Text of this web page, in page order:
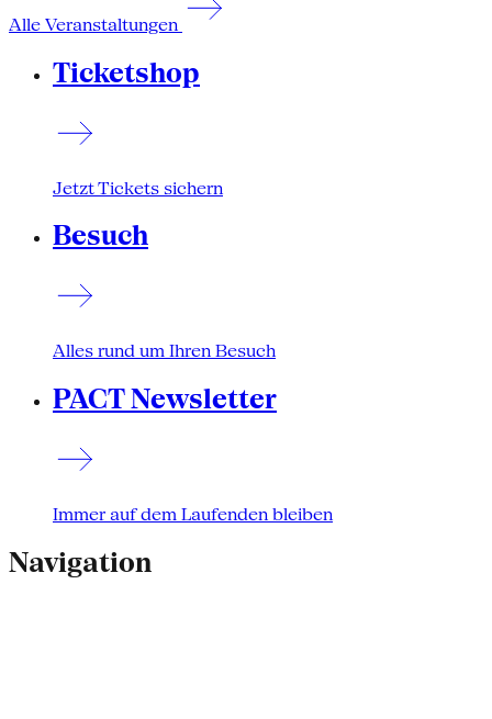
Alle Veranstaltungen
Ticketshop
Jetzt Tickets sichern
Besuch
Alles rund um Ihren Besuch
PACT Newsletter
Immer auf dem Laufenden bleiben
Navigation